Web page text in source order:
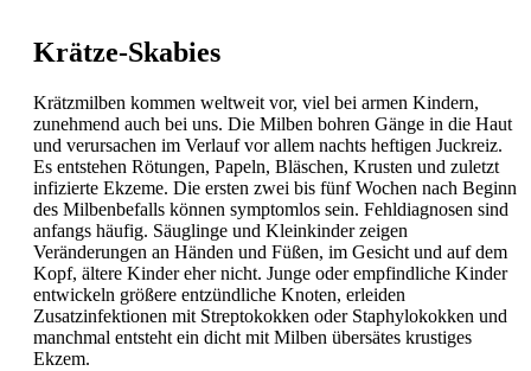
Krätze-Skabies
Krätzmilben kommen weltweit vor, viel bei armen Kindern,
zunehmend auch bei uns. Die Milben bohren Gänge in die Haut
und verursachen im Verlauf vor allem nachts heftigen Juckreiz.
Es entstehen Rötungen, Papeln, Bläschen, Krusten und zuletzt
infizierte Ekzeme. Die ersten zwei bis fünf Wochen nach Beginn
des Milbenbefalls können symptomlos sein. Fehldiagnosen sind
anfangs häufig. Säuglinge und Kleinkinder zeigen
Veränderungen an Händen und Füßen, im Gesicht und auf dem
Kopf, ältere Kinder eher nicht. Junge oder empfindliche Kinder
entwickeln größere entzündliche Knoten, erleiden
Zusatzinfektionen mit Streptokokken oder Staphylokokken und
manchmal entsteht ein dicht mit Milben übersätes krustiges
Ekzem.